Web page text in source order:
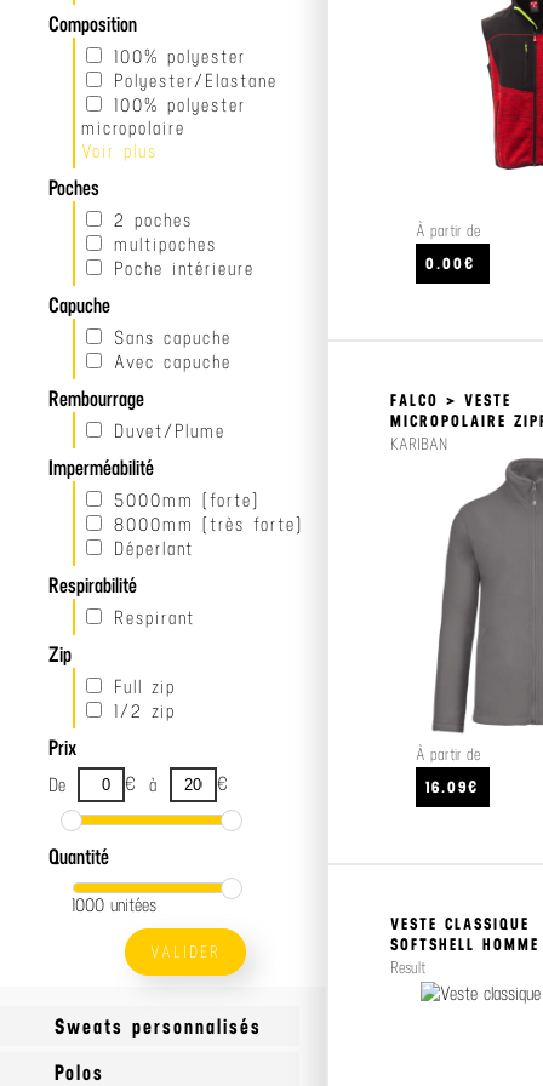
Composition
100% polyester
Polyester/Elastane
100% polyester
micropolaire
100% Polyamide
Voir plus
Poches
2 poches
multipoches
Poche intérieure
Capuche
Sans capuche
Avec capuche
Rembourrage
Duvet/Plume
Imperméabilité
5000mm (forte)
8000mm (très forte)
Déperlant
Respirabilité
Respirant
Zip
Full zip
1/2 zip
Prix
De € à €
Quantité
1000 unitées
VALIDER
Sweats personnalisés
Sweats Made In France
Polos
À partir de
0.00€
FALCO > VESTE
MICROPOLAIRE
KARIBAN
À partir de
16.09€
VESTE CLASSIQUE
SOFTSHELL HOMME
Result